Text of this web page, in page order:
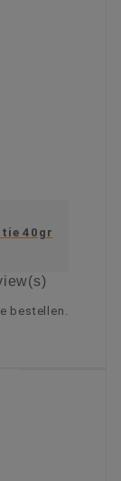
40gr
bestellen.